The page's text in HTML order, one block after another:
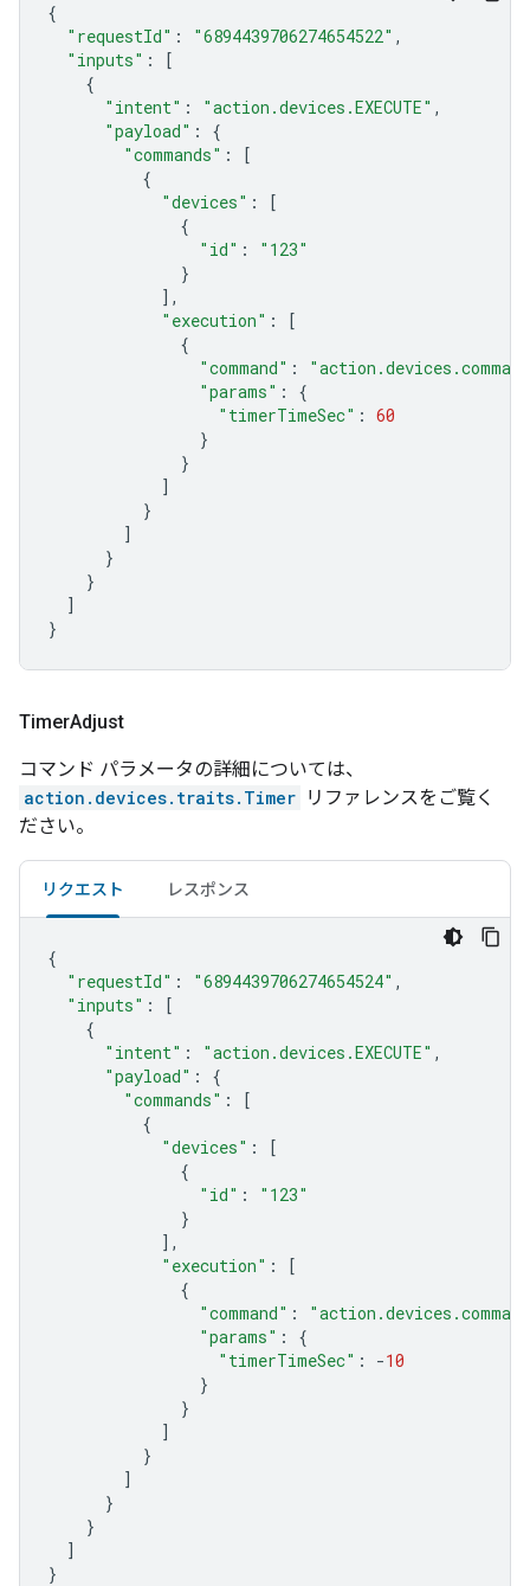
{
"requestId" : "6894439706274654522" ,
"inputs" :
[
{
"intent" : "action.devices.EXECUTE" ,
"payload" :
{
"commands" :
[
{
"devices" :
[
{
"id" :
"123"
}
],
"execution" :
[
{
"command" :
"params" :
{
"timerTimeSec" : 60
}
}
]
}
]
}
}
]
}
TimerAdjust
コマンド パラメータの詳細については、
action.devices.traits.Timer リファレンスをご覧く
ださい。
リクエスト レスポンス
{
"requestId" : "6894439706274654524" ,
"inputs" :
[
{
"intent" : "action.devices.EXECUTE" ,
"payload" :
{
"commands" :
[
{
"devices" :
[
{
"id" :
"123"
}
],
"execution" :
[
{
"command" :
"params" :
{
"timerTimeSec" : -10
}
}
]
}
]
}
}
]
}